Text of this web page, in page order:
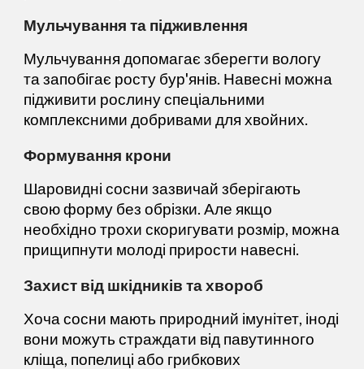
Мульчування та підживлення
Мульчування допомагає зберегти вологу
та запобігає росту бур'янів. Навесні можна
підживити рослину спеціальними
комплексними добривами для хвойних.
Формування крони
Шаровидні сосни зазвичай зберігають
свою форму без обрізки. Але якщо
необхідно трохи скоригувати розмір, можна
прищипнути молоді прирости навесні.
Захист від шкідників та хвороб
Хоча сосни мають природний імунітет, іноді
вони можуть страждати від павутинного
кліща, попелиці або грибкових